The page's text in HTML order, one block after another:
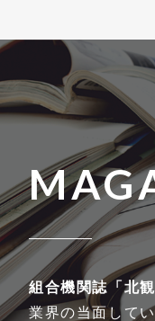
組合機関誌「北
業界の当面して